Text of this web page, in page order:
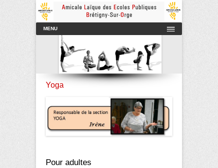
AmicaleLaiqueBretigny
Amicale Laïque des Ecoles Publiques de Brétigny-sur-Orge
Menu principal
Aller au contenu
MENU
Yoga
Pour adultes